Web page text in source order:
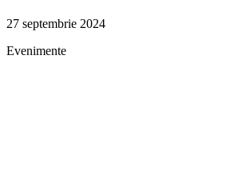
27 septembrie 2024
Evenimente